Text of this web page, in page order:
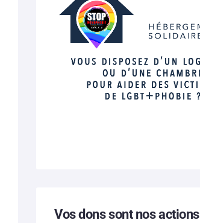
Vos dons sont nos actions